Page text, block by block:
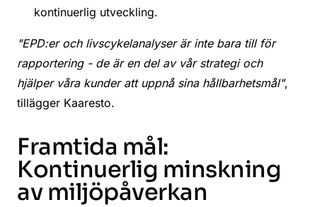
kontinuerlig utveckling.
"EPD:er och livscykelanalyser är inte bara till för
rapportering - de är en del av vår strategi och
hjälper våra kunder att uppnå sina hållbarhetsmål",
tillägger Kaaresto.
Framtida mål:
Kontinuerlig minskning
av miljöpåverkan